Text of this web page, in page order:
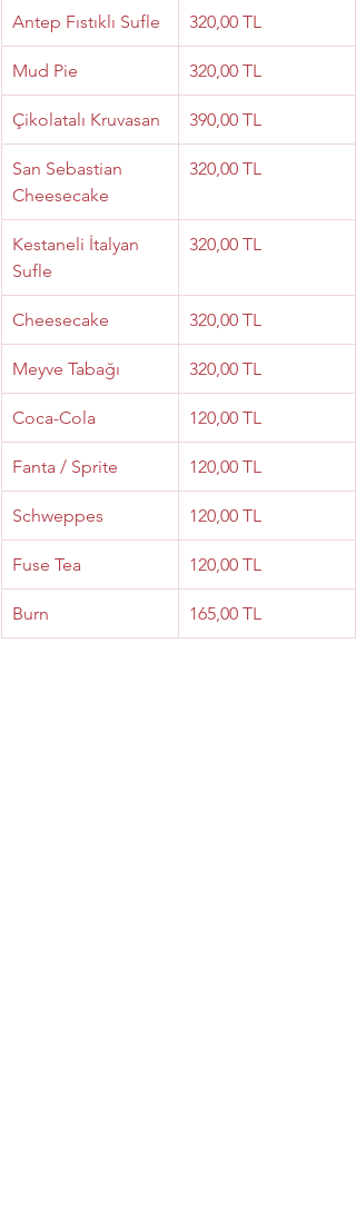
Antep Fıstıklı Sufle 320,00 TL
Mud Pie 320,00 TL
Çikolatalı Kruvasan 390,00 TL
San Sebastian
Cheesecake
320,00 TL
Kestaneli İtalyan
Sufle
320,00 TL
Cheesecake 320,00 TL
Meyve Tabağı 320,00 TL
Coca-Cola 120,00 TL
Fanta / Sprite 120,00 TL
Schweppes 120,00 TL
Fuse Tea 120,00 TL
Burn 165,00 TL